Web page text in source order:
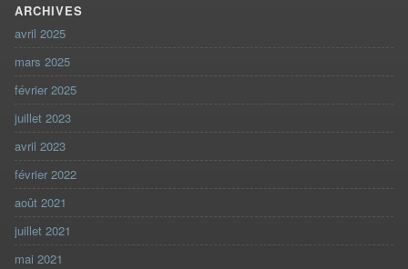
ARCHIVES
avril 2025
mars 2025
février 2025
juillet 2023
avril 2023
février 2022
août 2021
juillet 2021
mai 2021